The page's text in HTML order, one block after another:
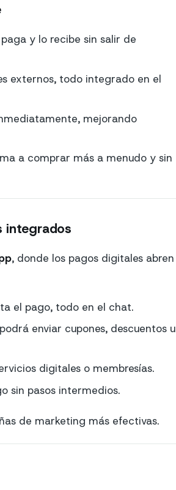
y lo recibe sin salir de
externos, todo integrado en el
mejorando
a comprar más a menudo y sin
integrados
, donde los pagos digitales abren
el pago, todo en el chat.
enviar cupones, descuentos u
digitales o membresías.
sin pasos intermedios.
de marketing más efectivas.